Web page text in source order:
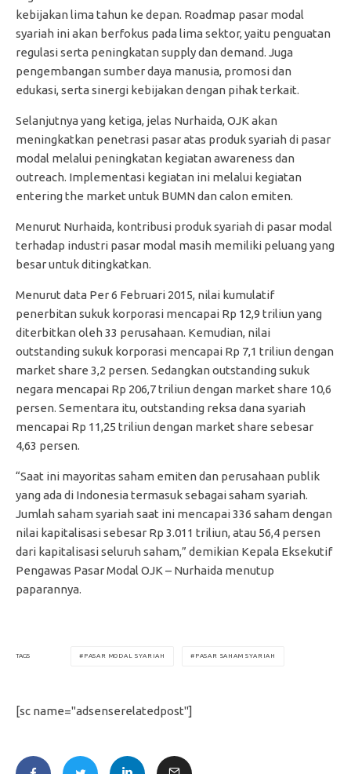
kebijakan lima tahun ke depan. Roadmap pasar modal
syariah ini akan berfokus pada lima sektor, yaitu penguatan
regulasi serta peningkatan supply dan demand. Juga
pengembangan sumber daya manusia, promosi dan
edukasi, serta sinergi kebijakan dengan pihak terkait.
Selanjutnya yang ketiga, jelas Nurhaida, OJK akan
meningkatkan penetrasi pasar atas produk syariah di pasar
modal melalui peningkatan kegiatan awareness dan
outreach. Implementasi kegiatan ini melalui kegiatan
entering the market untuk BUMN dan calon emiten.
Menurut Nurhaida, kontribusi produk syariah di pasar modal
terhadap industri pasar modal masih memiliki peluang yang
besar untuk ditingkatkan.
Menurut data Per 6 Februari 2015, nilai kumulatif
penerbitan sukuk korporasi mencapai Rp 12,9 triliun yang
diterbitkan oleh 33 perusahaan. Kemudian, nilai
outstanding sukuk korporasi mencapai Rp 7,1 triliun dengan
market share 3,2 persen. Sedangkan outstanding sukuk
negara mencapai Rp 206,7 triliun dengan market share 10,6
persen. Sementara itu, outstanding reksa dana syariah
mencapai Rp 11,25 triliun dengan market share sebesar
4,63 persen.
“Saat ini mayoritas saham emiten dan perusahaan publik
yang ada di Indonesia termasuk sebagai saham syariah.
Jumlah saham syariah saat ini mencapai 336 saham dengan
nilai kapitalisasi sebesar Rp 3.011 triliun, atau 56,4 persen
dari kapitalisasi seluruh saham,” demikian Kepala Eksekutif
Pengawas Pasar Modal OJK – Nurhaida menutup
paparannya.
TAGS PASAR MODAL SYARIAH PASAR SAHAM SYARIAH
[sc name="adsenserelatedpost"]